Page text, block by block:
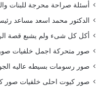
أسئلة صراحة محرجة للبنات
الدكتور محمد اسعد مساعد
أكل كل شىء ولم يشبع قصة
صور متحركة اجمل خلفيات
صور رسومات بسيطه عاليه
صور كيوت احلى خلفيات صور